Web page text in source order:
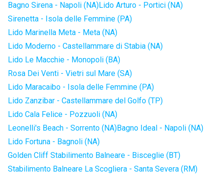
Bagno Sirena - Napoli (NA)Lido Arturo - Portici (NA)
Sirenetta - Isola delle Femmine (PA)
Lido Marinella Meta - Meta (NA)
Lido Moderno - Castellammare di Stabia (NA)
Lido Le Macchie - Monopoli (BA)
Rosa Dei Venti - Vietri sul Mare (SA)
Lido Maracaibo - Isola delle Femmine (PA)
Lido Zanzibar - Castellammare del Golfo (TP)
Lido Cala Felice - Pozzuoli (NA)
Leonelli's Beach - Sorrento (NA)Bagno Ideal - Napoli (NA)
Lido Fortuna - Bagnoli (NA)
Golden Cliff Stabilimento Balneare - Bisceglie (BT)
Stabilimento Balneare La Scogliera - Santa Severa (RM)